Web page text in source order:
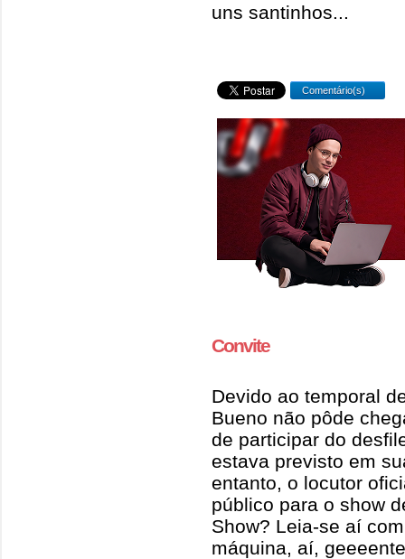
uns santinhos...
Comentário(s)
Convite
Devido ao temporal
Bueno não pôde
de participar do
estava previsto em
entanto, o locutor
público para o show
Show? Leia-se aí
máquina, aí,